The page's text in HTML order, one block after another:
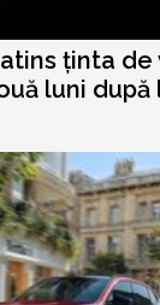
ținta de
luni după